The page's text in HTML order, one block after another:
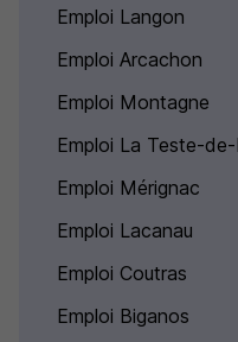
Emploi Langon
Emploi Arcachon
Emploi Montagne
Emploi La Teste-
Emploi Mérignac
Emploi Lacanau
Emploi Coutras
Emploi Biganos